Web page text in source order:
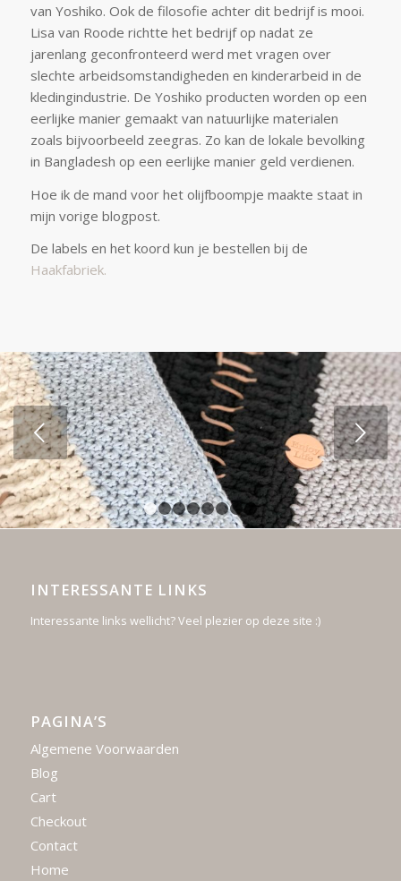
van Yoshiko. Ook de filosofie achter dit bedrijf is mooi.
Lisa van Roode richtte het bedrijf op nadat ze
jarenlang geconfronteerd werd met vragen over
slechte arbeidsomstandigheden en kinderarbeid in de
kledingindustrie. De Yoshiko producten worden op een
eerlijke manier gemaakt van natuurlijke materialen
zoals bijvoorbeeld zeegras. Zo kan de lokale bevolking
in Bangladesh op een eerlijke manier geld verdienen.
Hoe ik de mand voor het olijfboompje maakte staat in
mijn vorige blogpost.
De labels en het koord kun je bestellen bij de
Haakfabriek.
Volgende
1 2 3 4 5 6 7 8
INTERESSANTE LINKS
Interessante links wellicht? Veel plezier op deze site :)
PAGINA’S
Algemene Voorwaarden
Blog
Cart
Checkout
Contact
Home